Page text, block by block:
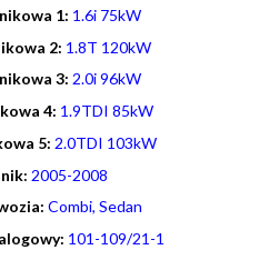
1: 1.6i 75kW
2: 1.8T 120kW
3: 2.0i 96kW
4: 1.9TDI 85kW
5: 2.0TDI 103kW
: 2005-2008
Combi, Sedan
101-109/21-1